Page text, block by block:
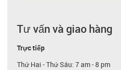
Tư vấn và giao hàng
Trực tiếp
Thứ Hai - Thứ Sáu: 7 am - 8 pm